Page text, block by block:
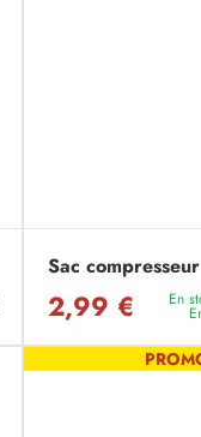
Sac
2,99 € En